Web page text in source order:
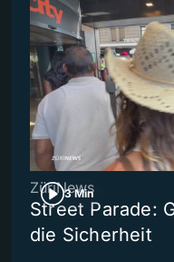
3 Min
ZüriNews
Street Parade:
die Sicherheit